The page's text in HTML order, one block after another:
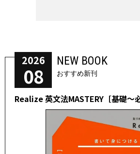
2026
08
NEW BOOK
おすすめ新刊
Realize 英文法MASTERY［基礎～